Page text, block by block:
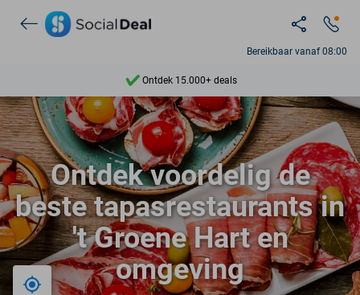
Bereikbaar vanaf 08:00
Ontdek 15.000+ deals
7 dagen per week beschikbaar
10+ miljoen leden
9,4
Ontdek 15.000+ deals
Ontdek voordelig de
beste tapasrestaurants in
't Groene Hart en
omgeving
Bij mij in de buurt